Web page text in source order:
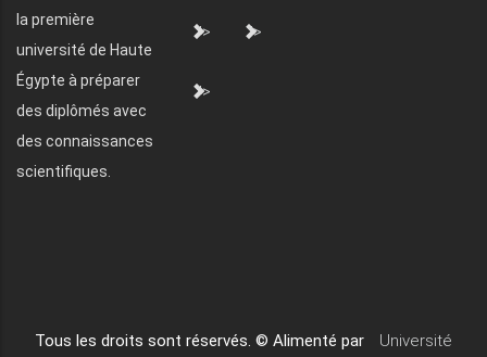
la première
université de Haute
Égypte à préparer
des diplômés avec
des connaissances
scientifiques.
"> ">
">
Tous les droits sont réservés. © Alimenté par Université